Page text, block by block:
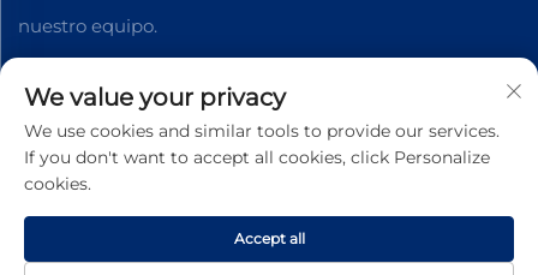
nuestro equipo.
Hardware Products Co., Ltd. Todos los derechos
reservados.Política de Privacidad
We value your privacy
We use cookies and similar tools to provide our services.
If you don't want to accept all cookies, click Personalize
cookies.
Accept all